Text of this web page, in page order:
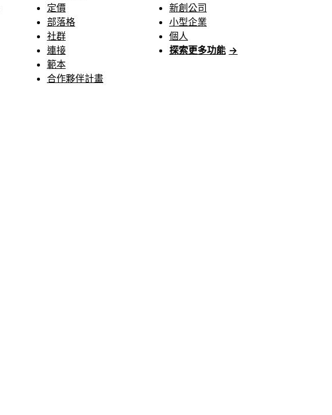
定價
部落格
社群
連接
範本
合作夥伴計畫
新創公司
小型企業
個人
探索更多功能 →